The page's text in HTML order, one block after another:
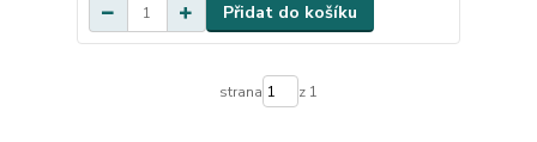
Přidat do košíku
strana z 1